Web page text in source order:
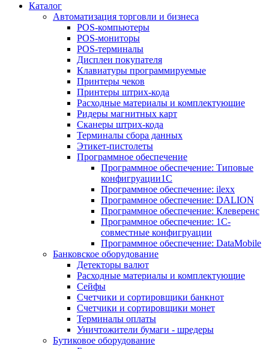
Каталог
Автоматизация торговли и бизнеса
POS-компьютеры
POS-мониторы
POS-терминалы
Дисплеи покупателя
Клавиатуры программируемые
Принтеры чеков
Принтеры штрих-кода
Расходные материалы и комплектующие
Ридеры магнитных карт
Сканеры штрих-кода
Терминалы сбора данных
Этикет-пистолеты
Программное обеспечение
Программное обеспечение: Типовые
конфигруации1С
Программное обеспечение: ilexx
Программное обеспечение: DALION
Программное обеспечение: Клеверенс
Программное обеспечение: 1С-
совместные конфигруации
Программное обеспечение: DataMobile
Банковское оборудование
Детекторы валют
Расходные материалы и комплектующие
Сейфы
Счетчики и сортировщики банкнот
Счетчики и сортировщики монет
Терминалы оплаты
Уничтожители бумаги - шредеры
Бутиковое оборудование